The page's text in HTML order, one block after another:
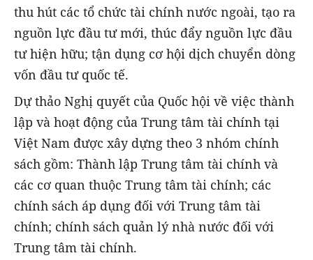
thu hút các tổ chức tài chính nước ngoài, tạo ra
nguồn lực đầu tư mới, thúc đẩy nguồn lực đầu
tư hiện hữu; tận dụng cơ hội dịch chuyển dòng
vốn đầu tư quốc tế.
Dự thảo Nghị quyết của Quốc hội về việc thành
lập và hoạt động của Trung tâm tài chính tại
Việt Nam được xây dựng theo 3 nhóm chính
sách gồm: Thành lập Trung tâm tài chính và
các cơ quan thuộc Trung tâm tài chính; các
chính sách áp dụng đối với Trung tâm tài
chính; chính sách quản lý nhà nước đối với
Trung tâm tài chính.